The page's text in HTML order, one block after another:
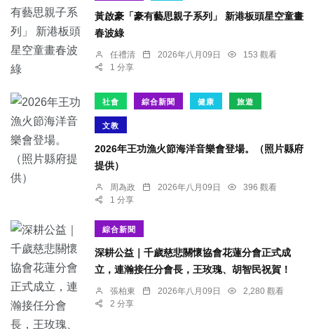
黃啟豪「豪有藝思親子系列」 新港板頭星空童畫
春波綠
任禮清 2026年八月09日
153 觀看
1 分享
社會 綜合新聞 健康 旅遊
文教
2026年王功漁火節海洋音樂會登場。（照片縣府
提供）
周為政 2026年八月09日
396 觀看
1 分享
綜合新聞
深耕公益｜千歲慈悲關懷協會花蓮分會正式成
立，連瀚接任分會長，王玫瑰、胡智民祝賀！
張柏東 2026年八月09日
2,280 觀看
2 分享